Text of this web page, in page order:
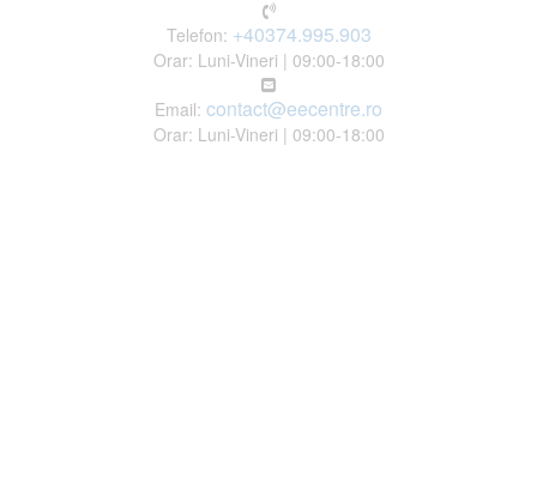
Telefon: +40374.995.903
Orar: Luni-Vineri | 09:00-18:00
Email: contact@eecentre.ro
Orar: Luni-Vineri | 09:00-18:00